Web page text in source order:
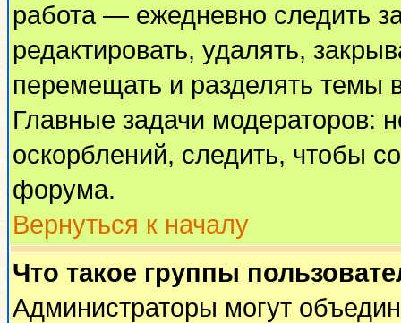
работа — ежедневно следить
редактировать, удалять,
перемещать и разделять темы
Главные задачи модераторов:
оскорблений, следить, чтобы
форума.
Вернуться к началу
Что такое группы
Администраторы могут